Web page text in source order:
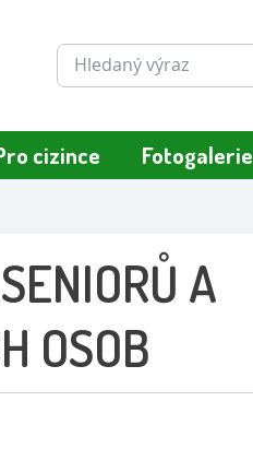
cizince Fotogalerie
A
OSOB